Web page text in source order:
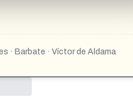
· Barbate · Víctor de Aldama